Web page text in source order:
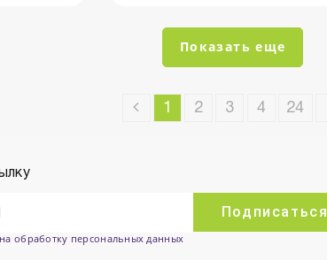
Показать еще
1 2 3 4 24
Подписаться
обработку персональных данных